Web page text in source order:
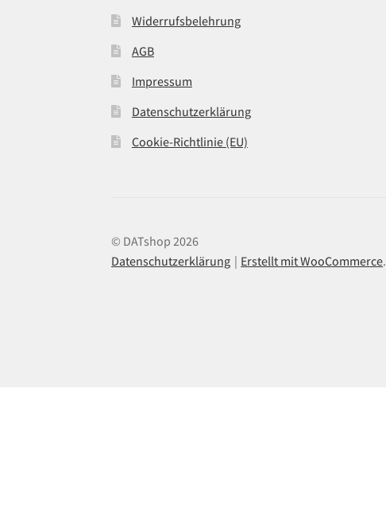
Widerrufsbelehrung
AGB
Impressum
Datenschutzerklärung
Cookie-Richtlinie (EU)
© DATshop 2026
Datenschutzerklärung
Erstellt mit WooCommerce.